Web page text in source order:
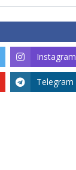
Instagram
Telegram